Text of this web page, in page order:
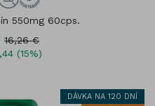
550mg 60cps.
16,26 €
(15%)
DÁVKA NA 120 DNÍ